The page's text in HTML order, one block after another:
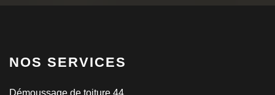
NOS SERVICES
Démoussage de toiture 44